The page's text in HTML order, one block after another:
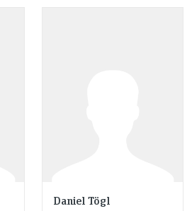
Daniel Tögl